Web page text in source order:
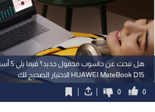
هل
HUAWEI MateBook D15 الاختيار الصحيح لك
0
0